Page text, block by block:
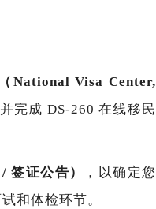
National Visa Center,
完成 DS-260 在线移民
签证公告）
，以确定您
和体检环节。